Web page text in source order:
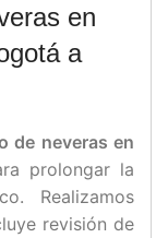
en
a
de neveras en
prolongar la
Realizamos
revisión de